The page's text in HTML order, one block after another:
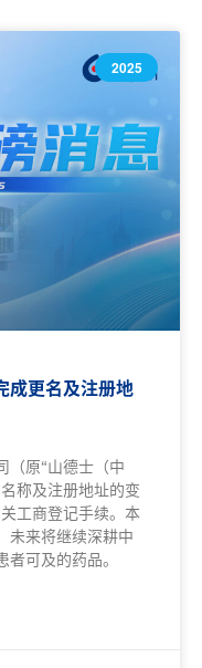
2025
成更名及注册地
（原“山德士（中
称及注册地址的变
工商登记手续。本
未来将继续深耕中
可及的药品。